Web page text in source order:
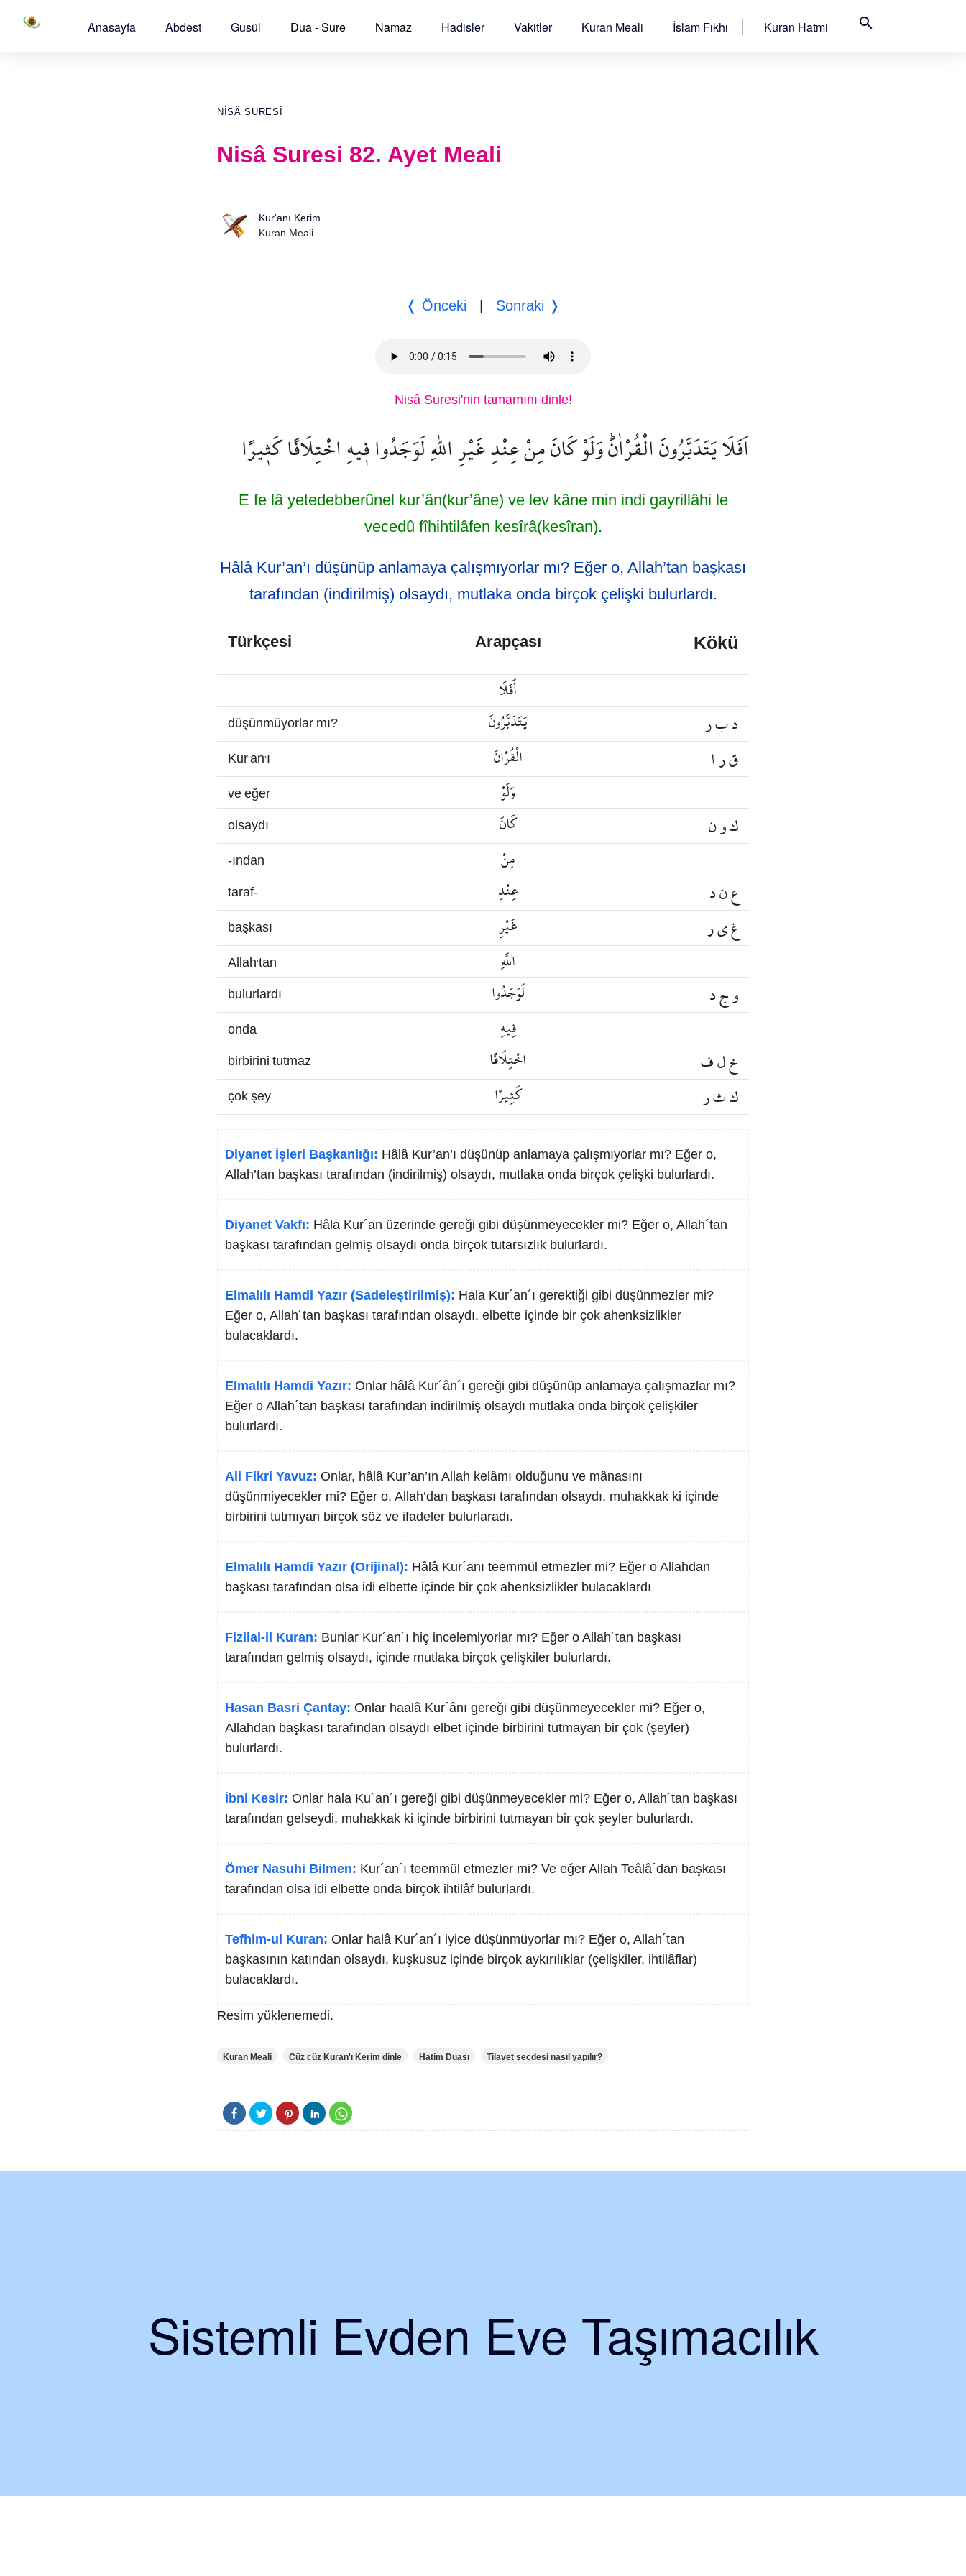
Anasayfa Abdest Gusül Dua - Sure Namaz Hadisler Vakitler Kuran Meali İslam Fıkhı Kuran Hatmi search
NISÂ SURESI
Nisâ Suresi 82. Ayet Meali
Kur'anı Kerim
Kuran Meali
❬ Önceki | Sonraki ❭
Nisâ Suresi'nin tamamını dinle!
اَفَلَا يَتَدَبَّرُونَ الْقُرْاٰنَۜ وَلَوْ كَانَ مِنْ عِنْدِ غَيْرِ اللّٰهِ لَوَجَدُوا ف۪يهِ اخْتِلَافًا كَث۪يرًا
E fe lâ yetedebberûnel kur’ân(kur’âne) ve lev kâne min indi gayrillâhi le
vecedû fîhihtilâfen kesîrâ(kesîran).
Hâlâ Kur’an’ı düşünüp anlamaya çalışmıyorlar mı? Eğer o, Allah’tan başkası
tarafından (indirilmiş) olsaydı, mutlaka onda birçok çelişki bulurlardı.
Türkçesi Arapçası Kökü
أَفَلَا
düşünmüyorlar mı? يَتَدَبَّرُونَ د ب ر
Kur’an’ı الْقُرْانَ ق ر ا
ve eğer وَلَوْ
olsaydı كَانَ ك و ن
-ından مِنْ
taraf- عِنْدِ ع ن د
başkası غَيْرِ غ ي ر
Allah’tan اللَّهِ
bulurlardı لَوَجَدُوا و ج د
onda فِيهِ
birbirini tutmaz اخْتِلَافًا خ ل ف
çok şey كَثِيرًا ك ث ر
Diyanet İşleri Başkanlığı: Hâlâ Kur’an’ı düşünüp anlamaya çalışmıyorlar mı? Eğer o,
Allah’tan başkası tarafından (indirilmiş) olsaydı, mutlaka onda birçok çelişki bulurlardı.
Diyanet Vakfı: Hâla Kur´an üzerinde gereği gibi düşünmeyecekler mi? Eğer o, Allah´tan
başkası tarafından gelmiş olsaydı onda birçok tutarsızlık bulurlardı.
Elmalılı Hamdi Yazır (Sadeleştirilmiş): Hala Kur´an´ı gerektiği gibi düşünmezler mi?
Eğer o, Allah´tan başkası tarafından olsaydı, elbette içinde bir çok ahenksizlikler
bulacaklardı.
Elmalılı Hamdi Yazır: Onlar hâlâ Kur´ân´ı gereği gibi düşünüp anlamaya çalışmazlar mı?
Eğer o Allah´tan başkası tarafından indirilmiş olsaydı mutlaka onda birçok çelişkiler
bulurlardı.
Ali Fikri Yavuz: Onlar, hâlâ Kur’an’ın Allah kelâmı olduğunu ve mânasını
düşünmiyecekler mi? Eğer o, Allah’dan başkası tarafından olsaydı, muhakkak ki içinde
birbirini tutmıyan birçok söz ve ifadeler bulurlaradı.
Elmalılı Hamdi Yazır (Orijinal): Hâlâ Kur´anı teemmül etmezler mi? Eğer o Allahdan
başkası tarafından olsa idi elbette içinde bir çok ahenksizlikler bulacaklardı
Fizilal-il Kuran: Bunlar Kur´an´ı hiç incelemiyorlar mı? Eğer o Allah´tan başkası
tarafından gelmiş olsaydı, içinde mutlaka birçok çelişkiler bulurlardı.
Hasan Basri Çantay: Onlar haalâ Kur´ânı gereği gibi düşünmeyecekler mi? Eğer o,
Allahdan başkası tarafından olsaydı elbet içinde birbirini tutmayan bir çok (şeyler)
bulurlardı.
İbni Kesir: Onlar hala Ku´an´ı gereği gibi düşünmeyecekler mi? Eğer o, Allah´tan başkası
tarafından gelseydi, muhakkak ki içinde birbirini tutmayan bir çok şeyler bulurlardı.
Ömer Nasuhi Bilmen: Kur´an´ı teemmül etmezler mi? Ve eğer Allah Teâlâ´dan başkası
tarafından olsa idi elbette onda birçok ihtilâf bulurlardı.
Tefhim-ul Kuran: Onlar halâ Kur´an´ı iyice düşünmüyorlar mı? Eğer o, Allah´tan
başkasının katından olsaydı, kuşkusuz içinde birçok aykırılıklar (çelişkiler, ihtilâflar)
bulacaklardı.
Resim yüklenemedi.
Kuran Meali Cüz cüz Kuran'ı Kerim dinle Hatim Duası Tilavet secdesi nasıl yapılır?
Sistemli Evden Eve Taşımacılık